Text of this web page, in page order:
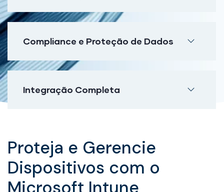
Compliance e Proteção de Dados
Integração Completa
Proteja e Gerencie
Dispositivos com o